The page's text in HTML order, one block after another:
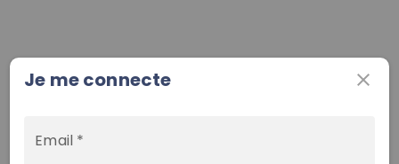
Je me connecte close
Email *